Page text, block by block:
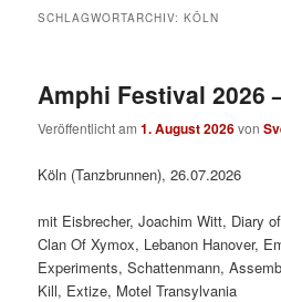
SCHLAGWORTARCHIV:KÖLN
Amphi Festival 2026
Veröffentlicht am1. August 2026von
Köln (Tanzbrunnen), 26.07.2026
mit Eisbrecher, Joachim Witt, Diary
Clan Of Xymox, Lebanon Hanover,
Experiments, Schattenmann,
Kill, Extize, Motel Transylvania